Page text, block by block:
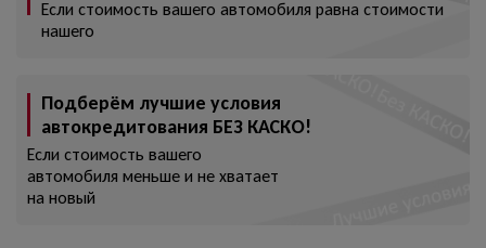
Подберём лучшие условия
автокредитования БЕЗ КАСКО!
Если стоимость вашего
автомобиля меньше и не хватает
на новый
Если стоимость вашего автомобиля равна стоимости
нашего